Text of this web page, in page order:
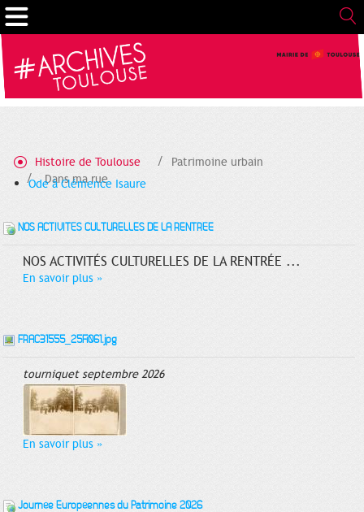
Histoire de Toulouse
Patrimoine urbain
Dans ma rue
Ode à Clémence Isaure
NOS ACTIVITÉS CULTURELLES DE LA RENTRÉE
NOS ACTIVITÉS CULTURELLES DE LA RENTRÉE ...
En savoir plus »
FRAC31555_25Fi061.jpg
tourniquet septembre 2026
En savoir plus »
Journée Européennes du Patrimoine 2026
Gestion de vos préférences sur les cookies